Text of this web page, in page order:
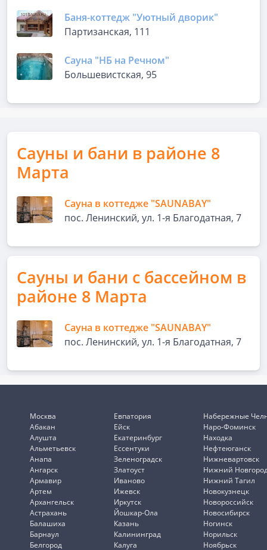
Баня-коттедж "Уютный дворик"
Партизанская, 111
Сауна "НБ на Речном"
Большевистская, 95
Сауны и бани в районе 8
Марта
Сауна в коттедже "SAUNABAY"
пос. Ленинский, ул. 1-я Благодатная, 7
Сауны и бани с бассейном в
районе 8 Марта
Сауна в коттедже "SAUNABAY"
пос. Ленинский, ул. 1-я Благодатная, 7
Москва
Абакан
Алушта
Альметьевск
Анапа
Ангарск
Армавир
Артем
Архангельск
Астрахань
Балашиха
Барнаул
Белгород
Евпатория
Ейск
Екатеринбург
Ессентуки
Зеленоградск
Златоуст
Иваново
Ижевск
Иркутск
Йошкар-Ола
Казань
Калининград
Калуга
Набережные
Наро-Фоминск
Находка
Нефтеюганск
Нижневартовск
Нижний
Нижний Тагил
Новокузнецк
Новороссийск
Новосибирск
Ногинск
Норильск
Ноябрьск